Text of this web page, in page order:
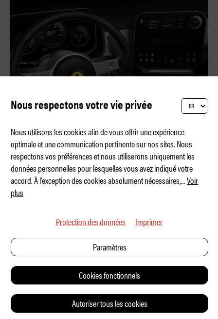
Ferrari Luce – que la lumière soit
Nous respectons votre vie privée
Nous utilisons les cookies afin de vous offrir une expérience
optimale et une communication pertinente sur nos sites. Nous
respectons vos préférences et nous utiliserons uniquement les
données personnelles pour lesquelles vous avez indiqué votre
accord. À l'exception des cookies absolument nécessaires,...Voir
plus
Protection des données Imprimer
Paramètres
Cookies fonctionnels
Autoriser tous les cookies